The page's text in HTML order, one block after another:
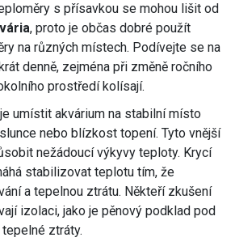
s přísavkou se mohou lišit od
, proto je občas dobré použít
na různých místech. Podívejte se na
denně, zejména při změně ročního
prostředí kolísají.
umístit akvárium na stabilní místo
nebo blízkost topení. Tyto vnější
nežádoucí výkyvy teploty. Krycí
stabilizovat teplotu tím, že
a tepelnou ztrátu. Někteří zkušení
izolaci, jako je pěnový podklad pod
ztráty.